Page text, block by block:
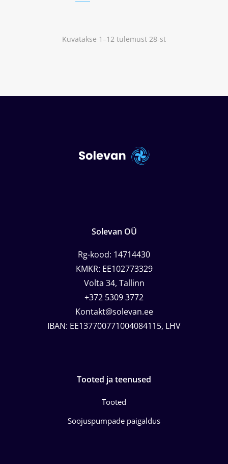
Kuvatakse 1–12 tulemust 28-st
Solevan OÜ
Rg-kood: 14714430
KMKR: EE102773329
Volta 34, Tallinn
+372 5309 3772
Kontakt@solevan.ee
IBAN: EE137700771004084115, LHV
Tooted ja teenused
Tooted
Soojuspumpade paigaldus